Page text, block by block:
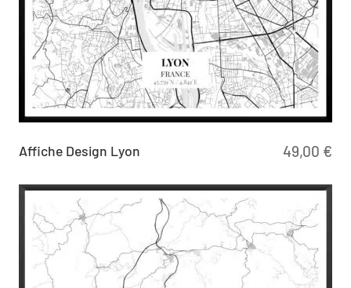
49,00 €
Affiche Design Lyon